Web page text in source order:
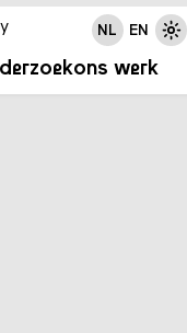
ons werk
NL EN